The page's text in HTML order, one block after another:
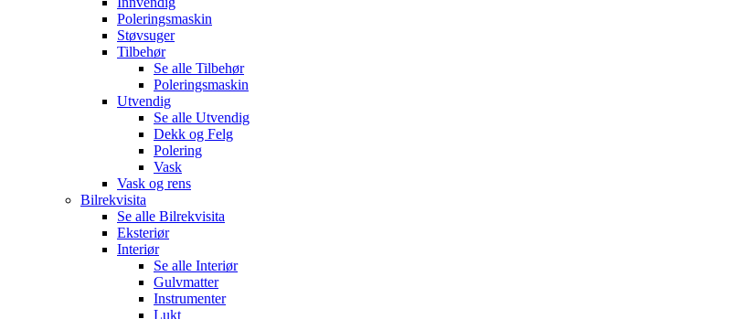
Poleringsmaskin
Støvsuger
Tilbehør
Se alle Tilbehør
Poleringsmaskin
Utvendig
Se alle Utvendig
Dekk og Felg
Polering
Vask
Vask og rens
Bilrekvisita
Se alle Bilrekvisita
Eksteriør
Interiør
Se alle Interiør
Gulvmatter
Instrumenter
Lukt